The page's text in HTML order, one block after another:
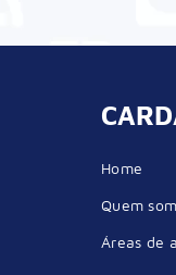
Home
Quem
Áreas de